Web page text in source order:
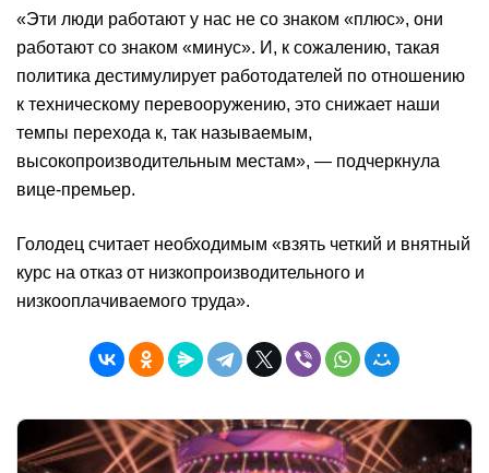
«Эти люди работают у нас не со знаком «плюс», они
работают со знаком «минус». И, к сожалению, такая
политика дестимулирует работодателей по отношению
к техническому перевооружению, это снижает наши
темпы перехода к, так называемым,
высокопроизводительным местам», — подчеркнула
вице-премьер.
Голодец считает необходимым «взять четкий и внятный
курс на отказ от низкопроизводительного и
низкооплачиваемого труда».